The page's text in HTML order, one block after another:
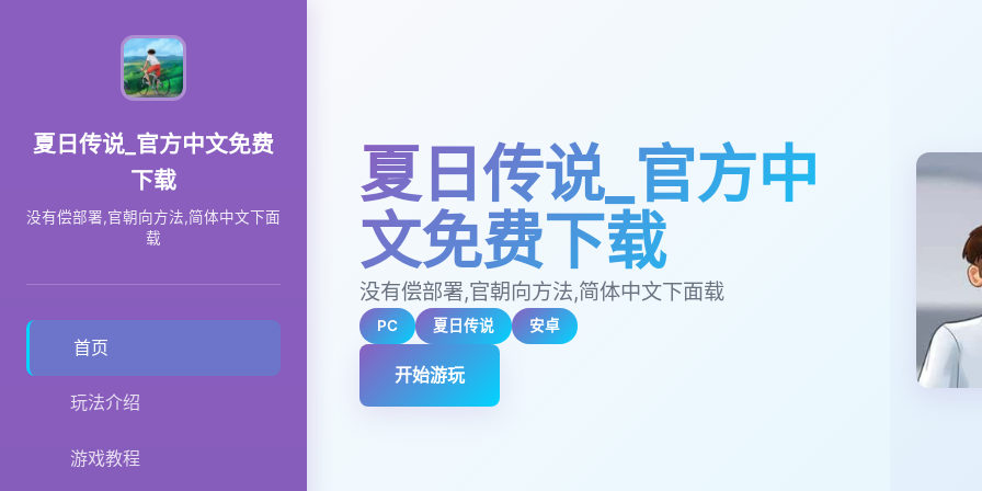
夏日传说_官方中文免费
下载
没有偿部署,官朝向方法,简体中文下面
载
首页
玩法介绍
游戏教程
夏日传说_官方中
文免费下载
没有偿部署,官朝向方法,简体中文下面载
PC 夏日传说 安卓
开始游玩